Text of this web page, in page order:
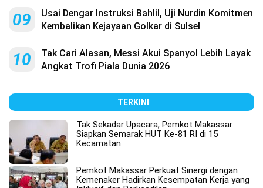
09
Usai Dengar Instruksi Bahlil, Uji Nurdin Komitmen
Kembalikan Kejayaan Golkar di Sulsel
10
Tak Cari Alasan, Messi Akui Spanyol Lebih Layak
Angkat Trofi Piala Dunia 2026
TERKINI
Tak Sekadar Upacara, Pemkot Makassar
Siapkan Semarak HUT Ke-81 RI di 15
Kecamatan
Pemkot Makassar Perkuat Sinergi dengan
Kemenaker Hadirkan Kesempatan Kerja yang